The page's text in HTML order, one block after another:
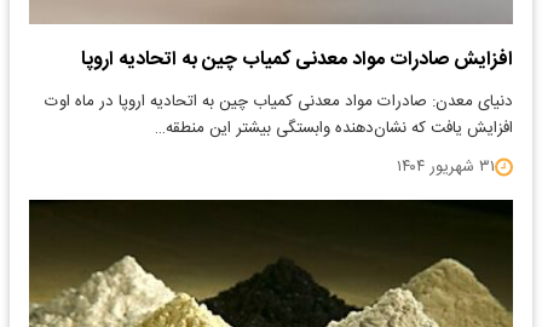
افزایش صادرات مواد معدنی کمیاب چین به اتحادیه اروپا
​دنیای معدن: صادرات مواد معدنی کمیاب چین به اتحادیه اروپا در ماه اوت
افزایش یافت که نشان‌دهنده وابستگی بیشتر این منطقه…
۳۱ شهریور ۱۴۰۴